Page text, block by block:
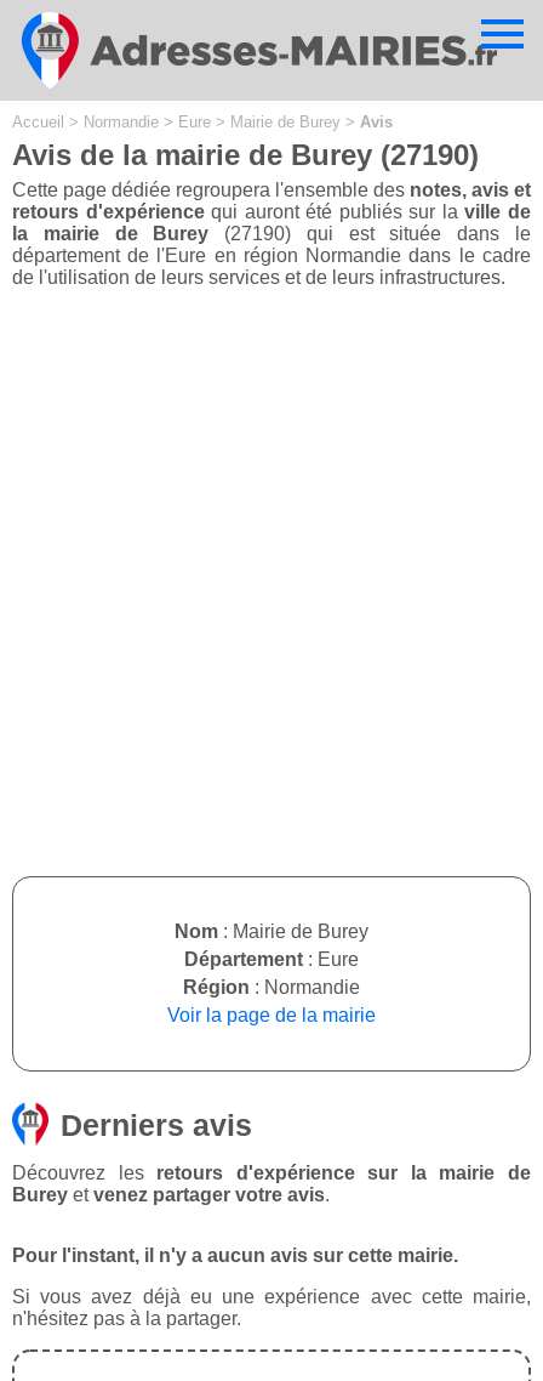
Accueil > Normandie > Eure > Mairie de Burey > Avis
Avis de la mairie de Burey (27190)
Cette page dédiée regroupera l'ensemble des notes, avis et
retours d'expériencequi auront été publiés sur laville de
la mairie de Burey (27190) qui est située dans le
département de l'Eure en région Normandie dans le cadre
de l'utilisation de leurs services et de leurs infrastructures.
Nom : Mairie de Burey
Département : Eure
Région : Normandie
Voir la page de la mairie
Derniers avis
Découvrez les retours d'expérience sur la mairie de
Burey etvenez partager votre avis.
Pour l'instant, il n'y a aucun avis sur cette mairie.
Si vous avez déjà eu une expérience avec cette mairie,
n'hésitez pas à la partager.
Cookies management panel